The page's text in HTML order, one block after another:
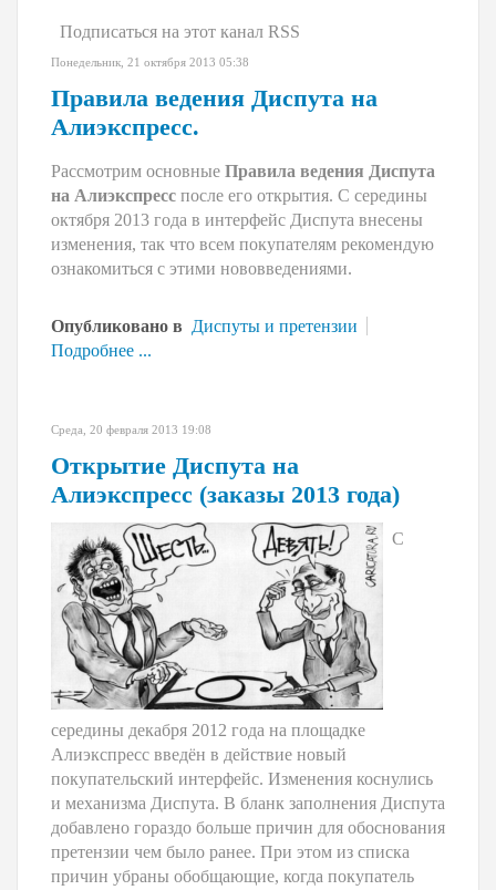
Подписаться на этот канал RSS
Понедельник, 21 октября 2013 05:38
Правила ведения Диспута на
Алиэкспресс.
Рассмотрим основные Правила ведения Диспута
на Алиэкспресс после его открытия. С середины
октября 2013 года в интерфейс Диспута внесены
изменения, так что всем покупателям рекомендую
ознакомиться с этими нововведениями.
Опубликовано в Диспуты и претензии
Подробнее ...
Среда, 20 февраля 2013 19:08
Открытие Диспута на
Алиэкспресс (заказы 2013 года)
С
середины декабря 2012 года на площадке
Алиэкспресс введён в действие новый
покупательский интерфейс. Изменения коснулись
и механизма Диспута. В бланк заполнения Диспута
добавлено гораздо больше причин для обоснования
претензии чем было ранее. При этом из списка
причин убраны обобщающие, когда покупатель